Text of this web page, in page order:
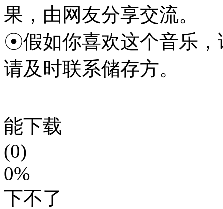
果，由网友分享交流。
☉假如你喜欢这个音乐，
请及时联系储存方。
能下载
(0)
0%
下不了